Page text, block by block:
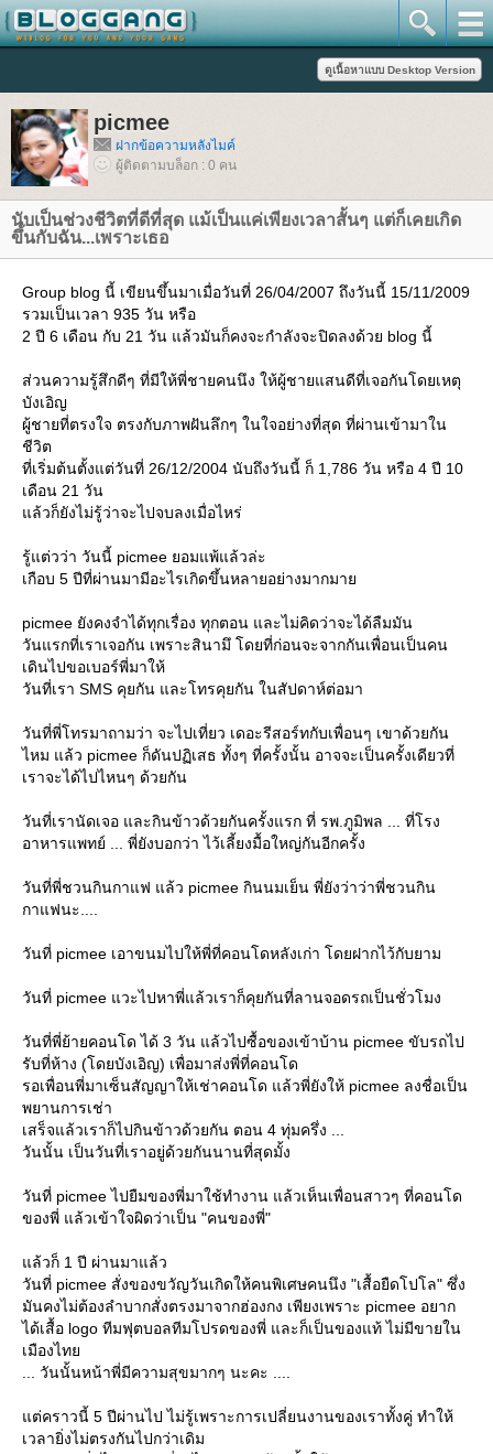
picmee
ฝากข้อความหลังไมค์
ผู้ติดตามบล็อก : 0 คน
นับเป็นช่วงชีวิตที่ดีที่สุด แม้เป็นแค่เพียงเวลาสั้นๆ แต่ก็เคยเกิด
ขึ้นกับฉัน...เพราะเธอ
Group blog นี้ เขียนขึ้นมาเมื่อวันที่ 26/04/2007 ถึงวันนี้ 15/11/2009
รวมเป็นเวลา 935 วัน หรือ
2 ปี 6 เดือน กับ 21 วัน แล้วมันก็คงจะกำลังจะปิดลงด้วย blog นี้
ส่วนความรู้สึกดีๆ ที่มีให้พี่ชายคนนึง ให้ผู้ชายแสนดีที่เจอกันโดยเหตุ
บังเอิญ
ผู้ชายที่ตรงใจ ตรงกับภาพฝันลึกๆ ในใจอย่างที่สุด ที่ผ่านเข้ามาใน
ชีวิต
ที่เริ่มต้นตั้งแต่วันที่ 26/12/2004 นับถึงวันนี้ ก็ 1,786 วัน หรือ 4 ปี 10
เดือน 21 วัน
ล้วก็ยังไม่รู้ว่าจะไปจบลงเมื่อไหร่
รู้แต่วว่า วันนี้ picmee ยอมแพ้แล้วล่ะ
เกือบ 5 ปีที่ผ่านมามีอะไรเกิดขึ้นหลายอย่างมากมา
picmee ยังคงจำได้ทุกเรื่อง ทุกตอน และไม่คิดว่าจะได้ลืมมัน
วันแรกที่เราเจอกัน เพราะสินามึ โดยที่ก่อนจะจากกันเพื่อนเป็นคน
เดินไปขอเบอร์พี่มาให้
วันที่เรา SMS คุยกัน และโทรคุยกัน ในสัปดาห์ต่อมา
วันที่พี่โทรมาถามว่า จะไปเที่ยว เดอะรีสอร์ทกับเพื่อนๆ เขาด้วยกัน
ไหม แล้ว picmee ก็ดันปฏิเสธ ทั้งๆ ที่ครั้งนั้น อาจจะเป็นครั้งเดียวที่
เราจะได้ไปไหนๆ ด้วยกัน
วันที่เรานัดเจอ และกินข้าวด้วยกันครั้งแรก ที่ รพ.ภูมิพล ... ที่โรง
อาหารแพทย์ ... พี่ยังบอกว่า ไว้เลี้ยงมื้อใหญ่กันอีกครั้ง
วันที่พี่ชวนกินกาแฟ แล้ว picmee กินนมเย็น พี่ยังว่าว่าพี่ชวนกิน
กาแฟนะ....
วันที่ picmee เอาขนมไปให้พี่ที่คอนโดหลังเก่า โดยฝากไว้กับยาม
วันที่ picmee แวะไปหาพี่แล้วเราก็คุยกันที่ลานจอดรถเป็นชั่วโมง
วันที่พี่ย้ายคอนโด ได้ 3 วัน แล้วไปซื้อของเข้าบ้าน picmee ขับรถไป
รับที่ห้าง (โดยบังเอิญ) เพื่อมาส่งพี่ที่คอนโด
รอเพื่อนพี่มาเซ็นสัญญาให้เช่าคอนโด แล้วพี่ยังให้ picmee ลงชื่อเป็น
พยานการเช่า
เสร็จแล้วเราก็ไปกินข้าวด้วยกัน ตอน 4 ทุ่มครึ่ง ...
วันนั้น เป็นวันที่เราอยู่ด้วยกันนานที่สุดมั้ง
วันที่ picmee ไปยืมของพี่มาใช้ทำงาน แล้วเห็นเพื่อนสาวๆ ที่คอนโด
ของพี่ แล้วเข้าใจผิดว่าเป็น "คนของพี่"
ล้วก็ 1 ปี ผ่านมาแล้ว
วันที่ picmee สั่งของขวัญวันเกิดให้คนพิเศษคนนึง "เสื้อยืดโปโล" ซึ่ง
มันคงไม่ต้องลำบากสั่งตรงมาจากฮ่องกง เพียงเพราะ picmee อยาก
ได้เสื้อ logo ทีมฟุตบอลทีมโปรดของพี่ และก็เป็นของแท้ ไม่มีขายใน
เมืองไท
... วันนั้นหน้าพี่มีความสุขมากๆ นะคะ ....
ต่คราวนี้ 5 ปีผ่านไป ไม่รู้เพราะการเปลี่ยนงานของเราทั้งคู่ ทำให้
เวลายิ่งไม่ตรงกันไปกว่าเดิม